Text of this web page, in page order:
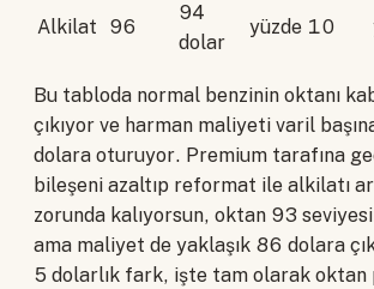
Alkilat 96
94
dolar
yüzde 10
Bu tabloda normal benzinin oktanı
çıkıyor ve harman maliyeti varil
dolara oturuyor. Premium tarafına
bileşeni azaltıp reformat ile alkilatı
zorunda kalıyorsun, oktan 93
ama maliyet de yaklaşık 86 dolara
5 dolarlık fark, işte tam olarak oktan